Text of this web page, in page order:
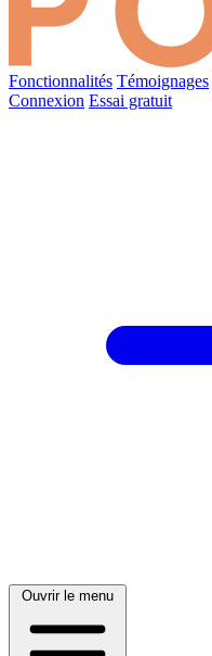
Fonctionnalités Témoignages
Connexion Essai gratuit
Ouvrir le menu